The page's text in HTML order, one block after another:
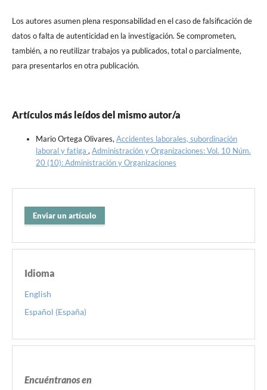
Los autores asumen plena responsabilidad en el caso de falsificación de
datos o falta de autenticidad en la investigación. Se comprometen,
también, a no reutilizar trabajos ya publicados, total o parcialmente,
para presentarlos en otra publicación.
Artículos más leídos del mismo autor/a
Mario Ortega Olivares, Accidentes laborales, subordinación
laboral y fatiga , Administración y Organizaciones: Vol. 10 Núm.
20 (10): Administración y Organizaciones
Enviar un artículo
Idioma
English
Español (España)
Encuéntranos en